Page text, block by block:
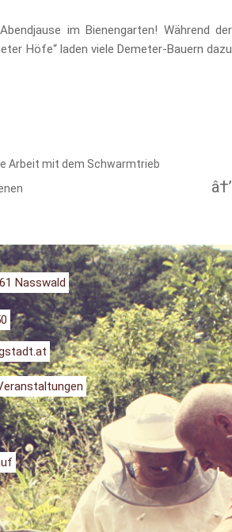
im Bienengarten! Während der
Höfe“ laden viele Demeter-Bauern dazu
Arbeit mit dem Schwarmtrieb
Nasswald